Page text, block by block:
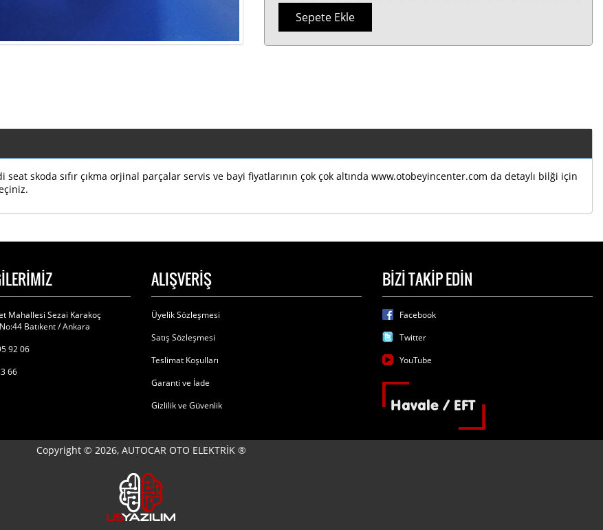
Sepete Ekle
seat skoda sıfır çıkma orjinal parçalar servis ve bayi fiyatlarının çok çok altında www.otobeyincenter.com da detaylı bilği için
Mahallesi Sezai Karakoç
Batıkent / Ankara
92 06
66
ALIŞVERİŞ
Üyelik Sözleşmesi
Satış Sözleşmesi
Teslimat Koşulları
Garanti ve İade
Gizlilik ve Güvenlik
BİZİ TAKİP EDİN
Facebook
Twitter
YouTube
Copyright © 2026, AUTOCAR OTO ELEKTRİK ®